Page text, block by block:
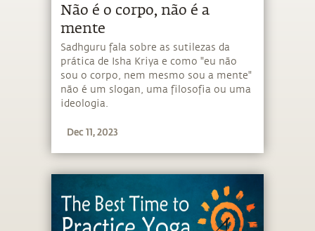
Não é o corpo, não é a
mente
Sadhguru fala sobre as sutilezas da
prática de Isha Kriya e como "eu não
sou o corpo, nem mesmo sou a mente"
não é um slogan, uma filosofia ou uma
ideologia.
Dec 11, 2023